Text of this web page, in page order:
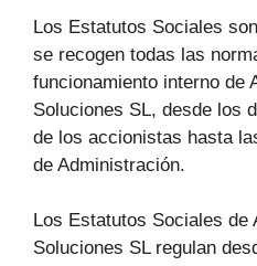
Los Estatutos Sociales
se recogen todas las
funcionamiento interno de
Soluciones SL, desde los
de los accionistas hasta
de Administración.
Los Estatutos Sociales de
Soluciones SL regulan